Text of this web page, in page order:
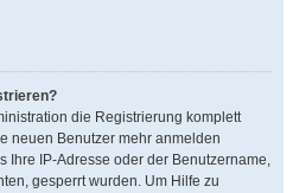
die Registrierung komplett
neuen Benutzer mehr anmelden
Ihre IP-Adresse oder der Benutzername,
gesperrt wurden. Um Hilfe zu